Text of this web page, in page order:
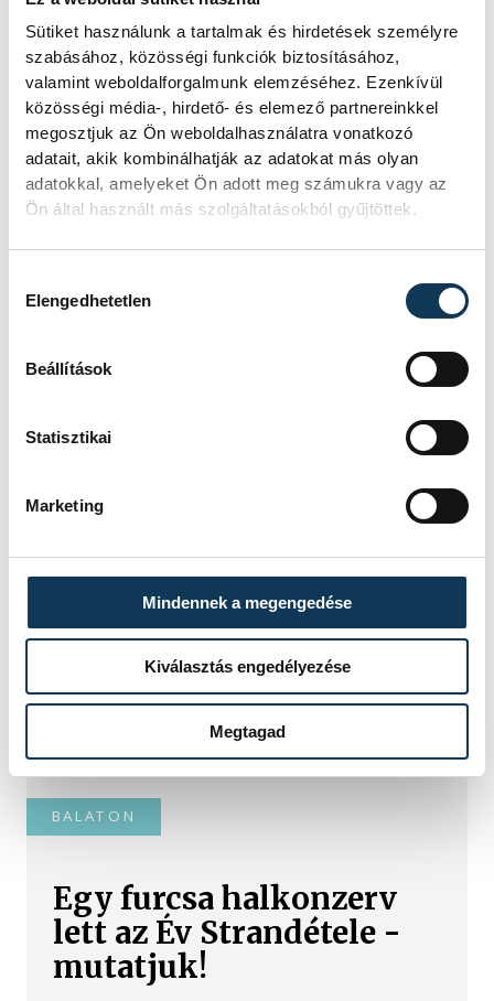
Sütiket használunk a tartalmak és hirdetések személyre
szabásához, közösségi funkciók biztosításához,
valamint weboldalforgalmunk elemzéséhez. Ezenkívül
közösségi média-, hirdető- és elemező partnereinkkel
megosztjuk az Ön weboldalhasználatra vonatkozó
adatait, akik kombinálhatják az adatokat más olyan
adatokkal, amelyeket Ön adott meg számukra vagy az
Ön által használt más szolgáltatásokból gyűjtöttek.
Elengedhetetlen
Beállítások
Statisztikai
Marketing
Mindennek a megengedése
Kiválasztás engedélyezése
Megtagad
TOVÁBBI CIKKEK
államfőnek a Tisza
parlamenti frakciója
Baka Andrást, a Legfelsőbb Bíróság
korábbi elnökét jelöli köztársasági
elnöknek a Tisza párt parlamenti
BALATON
Egy furcsa halkonzerv
lett az Év Strandétele -
mutatjuk!